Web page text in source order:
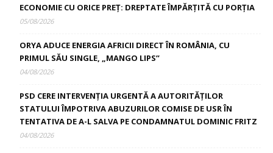
ECONOMIE CU ORICE PREȚ: DREPTATE ÎMPĂRȚITĂ CU PORȚIA
05/08/2026
ORYA ADUCE ENERGIA AFRICII DIRECT ÎN ROMÂNIA, CU
PRIMUL SĂU SINGLE, „MANGO LIPS”
04/08/2026
PSD CERE INTERVENȚIA URGENTĂ A AUTORITĂȚILOR
STATULUI ÎMPOTRIVA ABUZURILOR COMISE DE USR ÎN
TENTATIVA DE A-L SALVA PE CONDAMNATUL DOMINIC FRITZ
04/08/2026